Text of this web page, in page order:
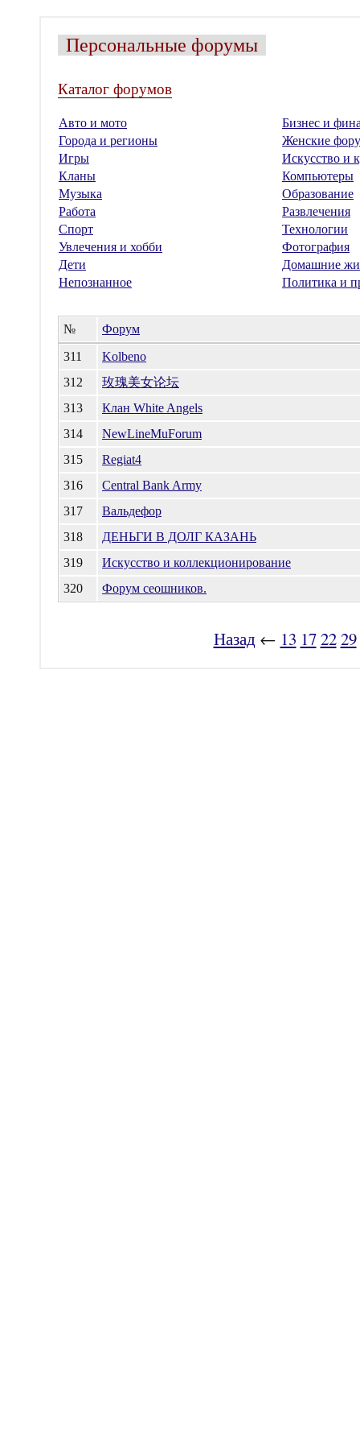
Персональные форумы
Каталог форумов
Авто и мото
Бизнес и
Города и регионы
Женские
Игры
Искусство и
Кланы
Компьютеры
Музыка
Образование
Работа
Развлечения
Спорт
Технологии
Увлечения и хобби
Фотография
Дети
Домашние
Непознанное
Политика и
№
Форум
311
Kolbeno
312
玫瑰美女论坛
313
Клан White Angels
314
NewLineMuForum
315
Regiat4
316
Central Bank Army
317
Вальдефор
318
ДЕНЬГИ В ДОЛГ КАЗАНЬ
319
Искусство и коллекционирование
320
Форум сеошников.
Назад← 13 172229